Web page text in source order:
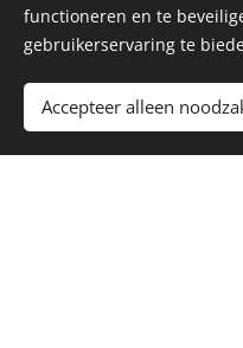
functioneren en te
gebruikerservaring te
Accepteer alleen